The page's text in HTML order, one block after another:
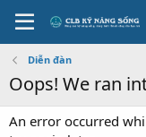
Diễn đàn
Oops! We ran
An error occurred